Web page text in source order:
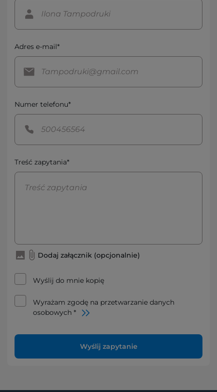
Adres e-mail*
Numer telefonu*
Treść zapytania*
Dodaj załącznik (opcjonalnie)
Wyślij do mnie kopię
Wyrażam zgodę na przetwarzanie danych
osobowych *
Wyślij zapytanie